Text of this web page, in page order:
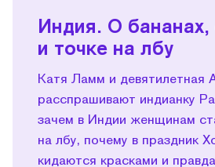
Индия. О бананах,
и точке на лбу
Катя Ламм и девятилетная
расспрашивают индианку
зачем в Индии женщинам
на лбу, почему в праздник
кидаются красками и